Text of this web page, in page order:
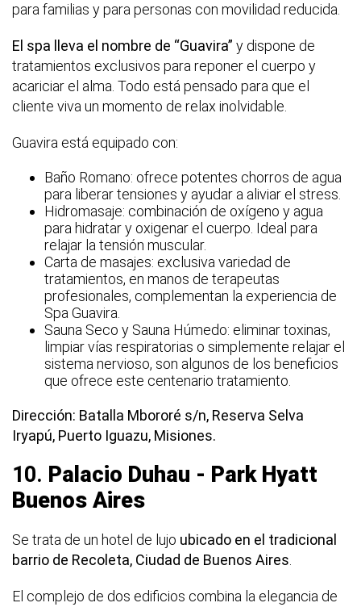
para familias y para personas con movilidad reducida.
El spa lleva el nombre de “Guavira” y dispone de
tratamientos exclusivos para reponer el cuerpo y
acariciar el alma. Todo está pensado para que el
cliente viva un momento de relax inolvidable.
Guavira está equipado con:
Baño Romano: ofrece potentes chorros de agua
para liberar tensiones y ayudar a aliviar el stress.
Hidromasaje: combinación de oxígeno y agua
para hidratar y oxigenar el cuerpo. Ideal para
relajar la tensión muscular.
Carta de masajes: exclusiva variedad de
tratamientos, en manos de terapeutas
profesionales, complementan la experiencia de
Spa Guavira.
Sauna Seco y Sauna Húmedo: eliminar toxinas,
limpiar vías respiratorias o simplemente relajar el
sistema nervioso, son algunos de los beneficios
que ofrece este centenario tratamiento.
Dirección: Batalla Mbororé s/n, Reserva Selva
Iryapú, Puerto Iguazu, Misiones.
10. Palacio Duhau - Park Hyatt
Buenos Aires
Se trata de un hotel de lujo ubicado en el tradicional
barrio de Recoleta, Ciudad de Buenos Aires.
El complejo de dos edificios combina la elegancia de